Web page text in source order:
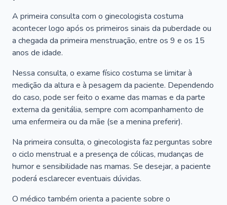
A primeira consulta com o ginecologista costuma
acontecer logo após os primeiros sinais da puberdade ou
a chegada da primeira menstruação, entre os 9 e os 15
anos de idade.
Nessa consulta, o exame físico costuma se limitar à
medição da altura e à pesagem da paciente. Dependendo
do caso, pode ser feito o exame das mamas e da parte
externa da genitália, sempre com acompanhamento de
uma enfermeira ou da mãe (se a menina preferir).
Na primeira consulta, o ginecologista faz perguntas sobre
o ciclo menstrual e a presença de cólicas, mudanças de
humor e sensibilidade nas mamas. Se desejar, a paciente
poderá esclarecer eventuais dúvidas.
O médico também orienta a paciente sobre o